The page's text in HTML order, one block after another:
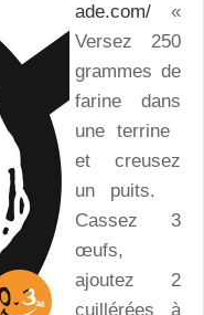
ade.com/ «
Versez 250
grammes de
farine dans
une terrine
et creusez
un puits.
Cassez 3
œufs,
ajoutez 2
cuillérées à